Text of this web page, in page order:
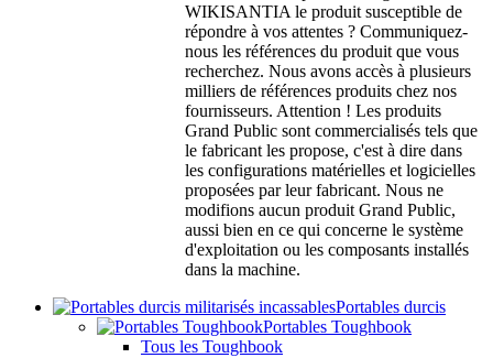
WIKISANTIA le produit susceptible de
répondre à vos attentes ? Communiquez-
nous les références du produit que vous
recherchez. Nous avons accès à plusieurs
milliers de références produits chez nos
fournisseurs. Attention ! Les produits
Grand Public sont commercialisés tels que
le fabricant les propose, c'est à dire dans
les configurations matérielles et logicielles
proposées par leur fabricant. Nous ne
modifions aucun produit Grand Public,
aussi bien en ce qui concerne le système
d'exploitation ou les composants installés
dans la machine.
Portables durcis
Portables Toughbook
Tous les Toughbook